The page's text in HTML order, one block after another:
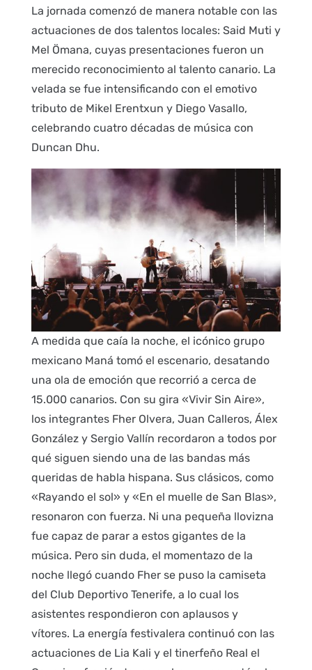
La jornada comenzó de manera notable con las
actuaciones de dos talentos locales: Said Muti y
Mel Ömana, cuyas presentaciones fueron un
merecido reconocimiento al talento canario. La
velada se fue intensificando con el emotivo
tributo de Mikel Erentxun y Diego Vasallo,
celebrando cuatro décadas de música con
Duncan Dhu.
A medida que caía la noche, el icónico grupo
mexicano Maná tomó el escenario, desatando
una ola de emoción que recorrió a cerca de
15.000 canarios. Con su gira «Vivir Sin Aire»,
los integrantes Fher Olvera, Juan Calleros, Álex
González y Sergio Vallín recordaron a todos por
qué siguen siendo una de las bandas más
queridas de habla hispana. Sus clásicos, como
«Rayando el sol» y «En el muelle de San Blas»,
resonaron con fuerza. Ni una pequeña llovizna
fue capaz de parar a estos gigantes de la
música. Pero sin duda, el momentazo de la
noche llegó cuando Fher se puso la camiseta
del Club Deportivo Tenerife, a lo cual los
asistentes respondieron con aplausos y
vítores. La energía festivalera continuó con las
actuaciones de Lia Kali y el tinerfeño Real el